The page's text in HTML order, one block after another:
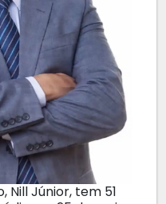
Nill Júnior, tem 51